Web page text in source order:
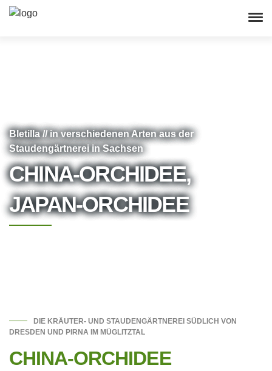
Bletilla // in verschiedenen Arten aus der
Staudengärtnerei in Sachsen
CHINA-ORCHIDEE,
JAPAN-ORCHIDEE
DIE KRÄUTER- UND STAUDENGÄRTNEREI SÜDLICH VON
DRESDEN UND PIRNA IM MÜGLITZTAL
CHINA-ORCHIDEE